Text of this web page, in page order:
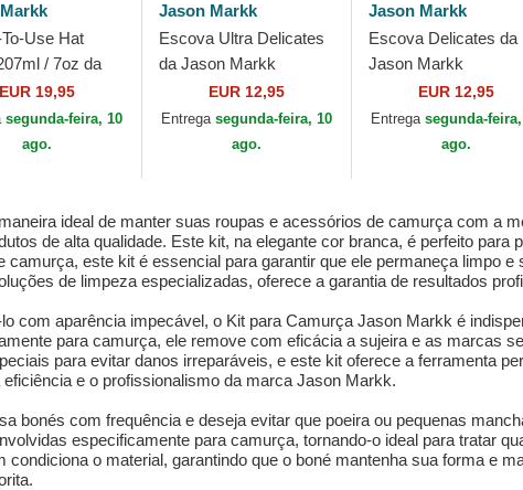
Use Hat
/ 7oz da
EUR 19,95
segunda-feira, 10
ago.
Jason Markk
Escova Ultra Delicates
da Jason Markk
EUR 12,95
Entrega segunda-feira, 10
ago.
Jason Markk
Escova Delicates da
Jason Markk
EUR 12,95
Entrega segunda-
ago.
ideal de manter suas roupas e acessórios de camurça com a
de alta qualidade. Este kit, na elegante cor branca, é perfeito
camurça, este kit é essencial para garantir que ele permaneça limpo
de limpeza especializadas, oferece a garantia de resultados
com aparência impecável, o Kit para Camurça Jason Markk é
para camurça, ele remove com eficácia a sujeira e as marcas
para evitar danos irreparáveis, e este kit oferece a ferramenta
e o profissionalismo da marca Jason Markk.
bonés com frequência e deseja evitar que poeira ou pequenas
especificamente para camurça, tornando-o ideal para tratar
condiciona o material, garantindo que o boné mantenha sua forma e